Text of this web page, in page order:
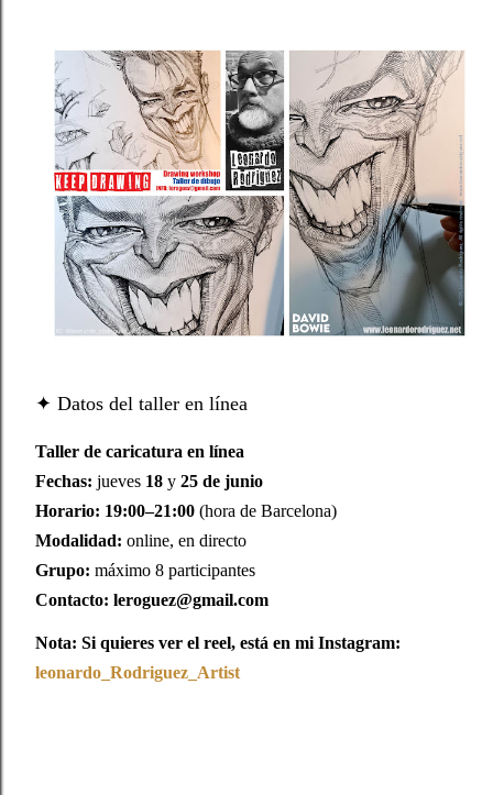
✦ Datos del taller en línea
Taller de caricatura en línea
Fechas: jueves 18 y 25 de junio
Horario: 19:00–21:00
Modalidad:
Grupo:
Contacto: leroguez@gmail.com
leonardo_Rodriguez_Artist